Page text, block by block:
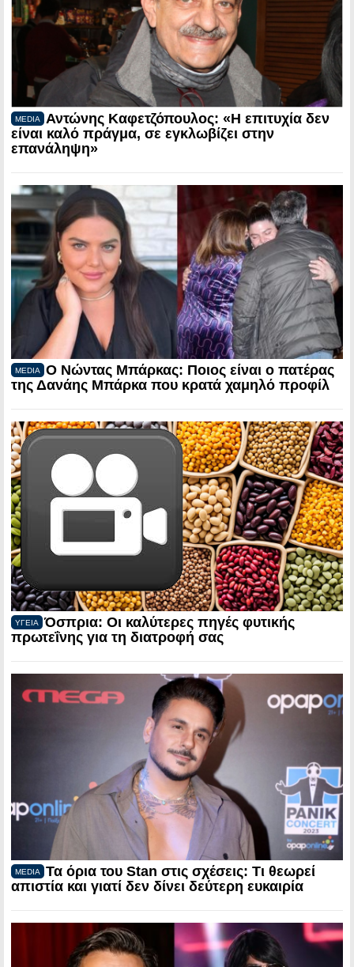
MEDIA
Αντώνης Καφετζόπουλος: «Η επιτυχία δεν
είναι καλό πράγμα, σε εγκλωβίζει στην
επανάληψη»
MEDIA
Ο Νώντας Μπάρκας: Ποιος είναι ο πατέρας
της Δανάης Μπάρκα που κρατά χαμηλό προφίλ
ΥΓΕΙΑ
Όσπρια: Οι καλύτερες πηγές φυτικής
πρωτεΐνης για τη διατροφή σας
MEDIA
Τα όρια του Stan στις σχέσεις: Τι θεωρεί
απιστία και γιατί δεν δίνει δεύτερη ευκαιρία